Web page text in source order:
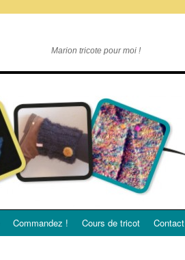
Marion tricote pour moi !
Commandez ! Cours de tricot Contact